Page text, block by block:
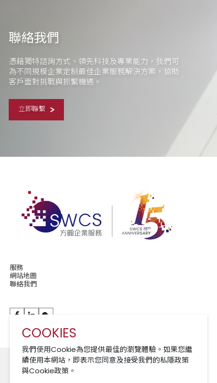
COOKIES
我們使用Cookie為您提供最佳的瀏覽體驗。如果您繼
續使用本網站，即表示您同意及接受我們的私隱政策
與Cookie政策。
聯絡我們
憑藉獨特諮詢方式、領先科技及專業能力，我們可
為不同規模企業定制最佳企業服務解決方案，協助
客戶面對挑戰與抓緊機遇。
立即聯繫
服務
網站地圖
聯絡我們
華潤現代服務成員公司 A Member of CRCS
Cookies 政策